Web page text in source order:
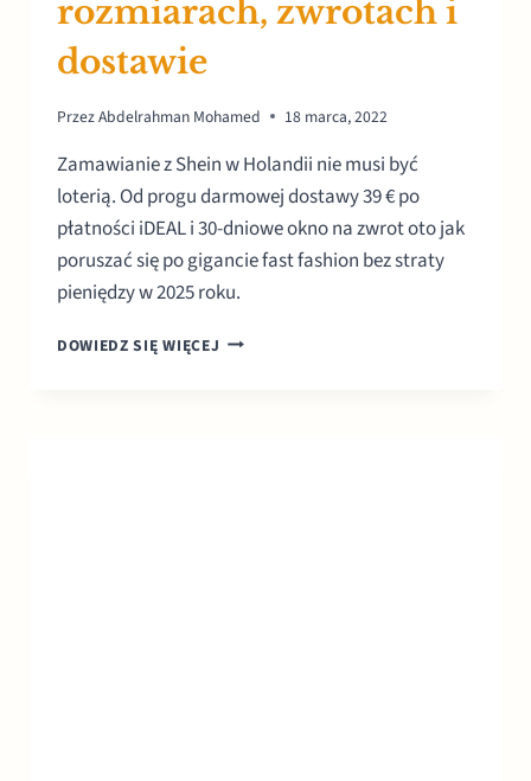
rozmiarach, zwrotach i
dostawie
PrzezAbdelrahman Mohamed 18 marca, 2022
Zamawianie z Shein w Holandii nie musi być
loterią. Od progu darmowej dostawy 39 € po
płatności iDEAL i 30-dniowe okno na zwrot oto jak
poruszać się po gigancie fast fashion bez straty
pieniędzy w 2025 roku.
DOWIEDZ SIĘ WIĘCEJ SHEIN